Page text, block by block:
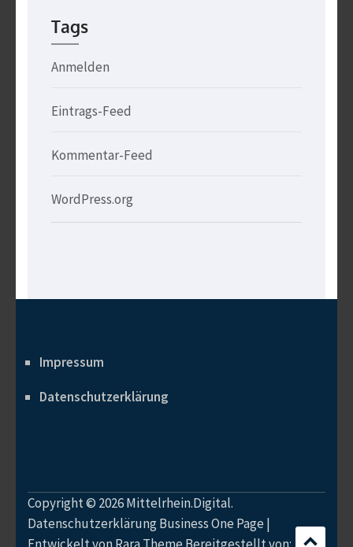
Tags
Anmelden
Eintrags-Feed
Kommentar-Feed
WordPress.org
Impressum
Datenschutzerklärung
Copyright © 2026Mittelrhein.Digital.
DatenschutzerklärungBusiness One Page |
Entwickelt vonRara Theme Bereitgestellt von: